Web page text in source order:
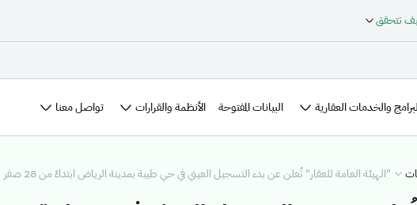
تتحقق
والخدمات العقارية البيانات المفتوحة الأنظمة والقرارات تواصل معنا
"الهيئة العامة للعقار" تُعلن عن بدء التسجيل العيني في حي طيبة بمدينة الرياض ابتداءً من 28 صفر